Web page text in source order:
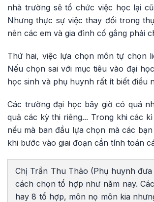
nhà trường sẽ tổ chức việc học lại
Nhưng thực sự việc thay đổi trong
nên các em và gia đình cố gắng phải
Thứ hai, việc lựa chọn môn tự chọn
Nếu chọn sai với mục tiêu vào đại
học sinh và phụ huynh rất ít biết điều
Các trường đại học bây giờ có quá
quả các kỳ thi riêng... Trong khi các
nếu mà ban đầu lựa chọn mà các
khi bước vào giai đoạn cần tính toán
Chị Trần Thu Thảo (Phụ huynh
cách chọn tổ hợp như năm nay.
hay 8 tổ hợp, môn nọ môn kia